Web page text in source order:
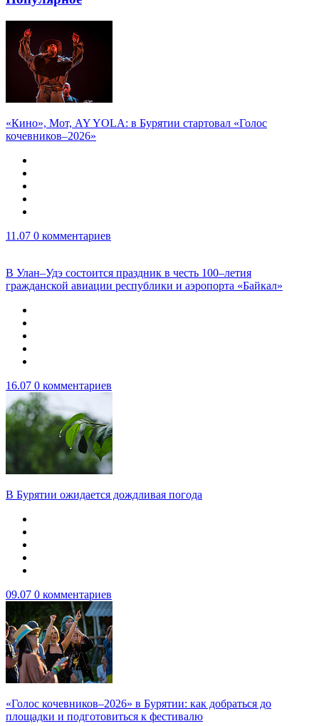
«Кино», Мот, AY YOLA: в Бурятии стартовал «Голос
кочевников–2026»
11.07 0 комментариев
В Улан–Удэ состоится праздник в честь 100–летия
гражданской авиации республики и аэропорта «Байкал»
16.07 0 комментариев
В Бурятии ожидается дождливая погода
09.07 0 комментариев
«Голос кочевников–2026» в Бурятии: как добраться до
площадки и подготовиться к фестивалю